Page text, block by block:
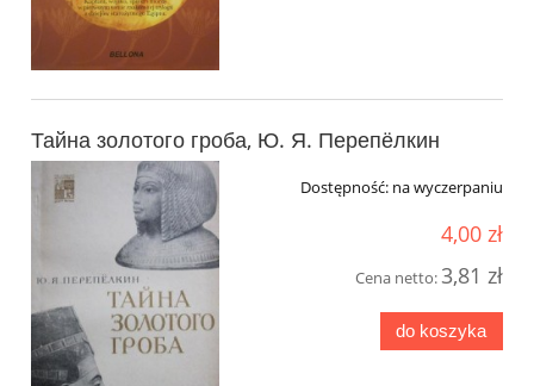
Тайна золотого гроба, Ю. Я. Перепёлкин
Dostępność: na wyczerpaniu
4,00 zł
Cena netto:3,81 zł
do koszyka